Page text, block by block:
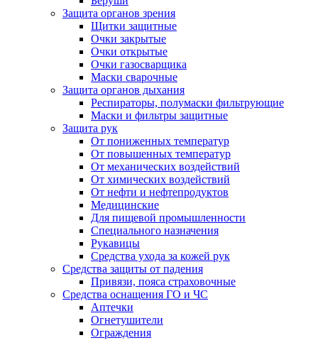
Защита органов зрения
Щитки защитные
Очки закрытые
Очки открытые
Очки газосварщика
Маски сварочные
Защита органов дыхания
Респираторы, полумаски фильтрующие
Маски и фильтры защитные
Защита рук
От пониженных температур
От повышенных температур
От механических воздействий
От химических воздействий
От нефти и нефтепродуктов
Медицинские
Для пищевой промышленности
Специального назначения
Рукавицы
Средства ухода за кожей рук
Средства защиты от падения
Привязи, пояса страховочные
Средства оснащения ГО и ЧС
Аптечки
Огнетушители
Ограждения